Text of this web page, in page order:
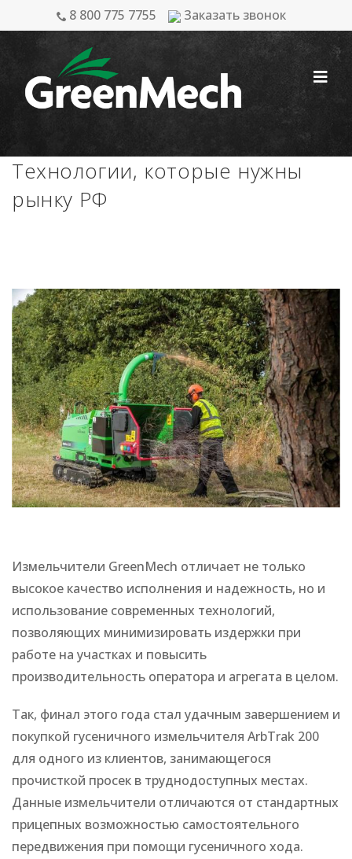
к
8 800 775 7755 Заказать звонок
Технологии, которые нужны
рынку РФ
Измельчители GreenMech отличает не только
высокое качество исполнения и надежность, но и
использование современных технологий,
позволяющих минимизировать издержки при
работе на участках и повысить
производительность оператора и агрегата в целом.
Так, финал этого года стал удачным завершением и
покупкой гусеничного измельчителя ArbTrak 200
для одного из клиентов, занимающегося
прочисткой просек в труднодоступных местах.
Данные измельчители отличаются от стандартных
прицепных возможностью самостоятельного
передвижения при помощи гусеничного хода.